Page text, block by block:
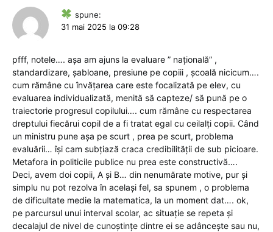
spune:
31 mai 2025 la 09:28
pfff, notele…. așa am ajuns la evaluare ” națională” ,
standardizare, șabloane, presiune pe copiii , școală nicicum….
cum rămâne cu învățarea care este focalizată pe elev, cu
evaluarea individualizată, menită să capteze/ să pună pe o
traiectorie progresul copilului…. cum rămâne cu respectarea
dreptului fiecărui copil de a fi tratat egal cu ceilalți copii. Când
un ministru pune așa pe scurt , prea pe scurt, problema
evaluării… își cam subțiază craca credibilității de sub picioare.
Metafora in politicile publice nu prea este constructivă….
Deci, avem doi copii, A și B… din nenumărate motive, pur și
simplu nu pot rezolva în același fel, sa spunem , o problema
de dificultate medie la matematica, la un moment dat…. ok,
pe parcursul unui interval scolar, ac situație se repeta și
decalajul de nivel de cunoștințe dintre ei se adâncește sau nu,